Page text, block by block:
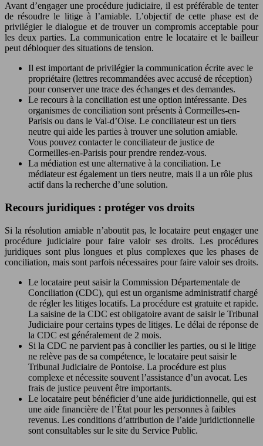
Avant d’engager une procédure judiciaire, il est préférable de tenter
de résoudre le litige à l’amiable. L’objectif de cette phase est de
privilégier le dialogue et de trouver un compromis acceptable pour
les deux parties. La communication entre le locataire et le bailleur
peut débloquer des situations de tension.
Il est important de privilégier la communication écrite avec le
propriétaire (lettres recommandées avec accusé de réception)
pour conserver une trace des échanges et des demandes.
Le recours à la conciliation est une option intéressante. Des
organismes de conciliation sont présents à Cormeilles-en-
Parisis ou dans le Val-d’Oise. Le conciliateur est un tiers
neutre qui aide les parties à trouver une solution amiable.
Vous pouvez contacter le conciliateur de justice de
Cormeilles-en-Parisis pour prendre rendez-vous.
La médiation est une alternative à la conciliation. Le
médiateur est également un tiers neutre, mais il a un rôle plus
actif dans la recherche d’une solution.
Recours juridiques : protéger vos droits
Si la résolution amiable n’aboutit pas, le locataire peut engager une
procédure judiciaire pour faire valoir ses droits. Les procédures
juridiques sont plus longues et plus complexes que les phases de
conciliation, mais sont parfois nécessaires pour faire valoir ses droits.
Le locataire peut saisir la Commission Départementale de
Conciliation (CDC), qui est un organisme administratif chargé
de régler les litiges locatifs. La procédure est gratuite et rapide.
La saisine de la CDC est obligatoire avant de saisir le Tribunal
Judiciaire pour certains types de litiges. Le délai de réponse de
la CDC est généralement de 2 mois.
Si la CDC ne parvient pas à concilier les parties, ou si le litige
ne relève pas de sa compétence, le locataire peut saisir le
Tribunal Judiciaire de Pontoise. La procédure est plus
complexe et nécessite souvent l’assistance d’un avocat. Les
frais de justice peuvent être importants.
Le locataire peut bénéficier d’une aide juridictionnelle, qui est
une aide financière de l’État pour les personnes à faibles
revenus. Les conditions d’attribution de l’aide juridictionnelle
sont consultables sur le site du Service Public.